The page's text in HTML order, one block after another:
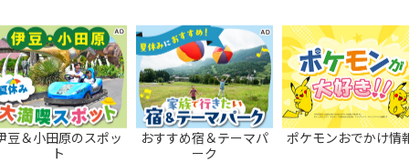
豆＆小田原のスポッ
ト
おすすめ宿＆テーマパ
ーク
ポケモンおでかけ情